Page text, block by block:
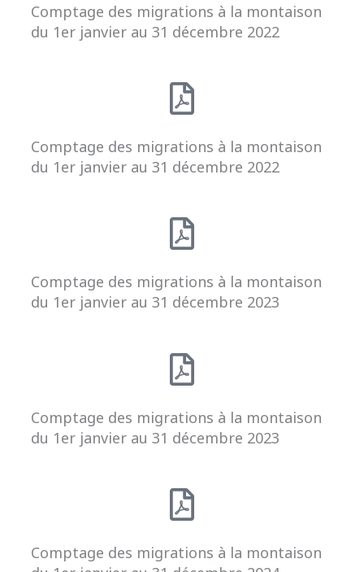
Comptage des migrations à la montaison
du 1er janvier au 31 décembre 2022
Comptage des migrations à la montaison
du 1er janvier au 31 décembre 2022
Comptage des migrations à la montaison
du 1er janvier au 31 décembre 2023
Comptage des migrations à la montaison
du 1er janvier au 31 décembre 2023
Comptage des migrations à la montaison